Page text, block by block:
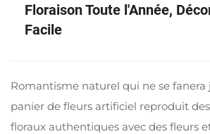
Floraison Toute l'Année,
Facile
Romantisme naturel qui ne se fanera
panier de fleurs artificiel reproduit
floraux authentiques avec des fleurs